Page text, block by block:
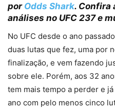
por Odds Shark. Confira
análises no UFC 237 e
No UFC desde o ano
duas lutas que fez, uma por
finalização, e vem fazendo
sobre ele. Porém, aos 32
tem mais tempo a perder e
ano com pelo menos cinco